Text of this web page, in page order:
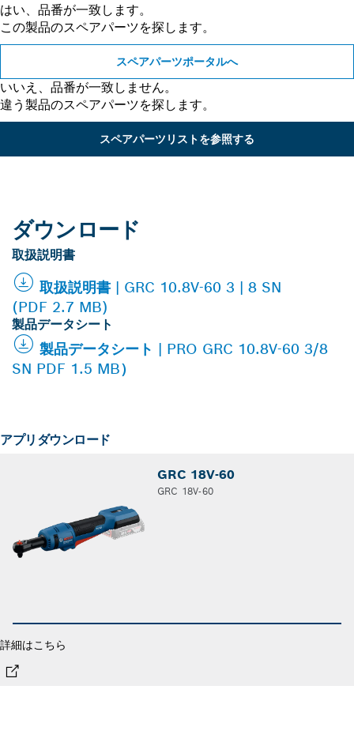
はい、品番が一致します。
この製品のスペアパーツを探します。
スペアパーツポータルへ
いいえ、品番が一致しません。
違う製品のスペアパーツを探します。
スペアパーツリストを参照する
ダウンロード
取扱説明書
取扱説明書 | GRC 10.8V-60 3 | 8 SN
(PDF 2.7 MB)
製品データシート
製品データシート | PRO GRC 10.8V-60 3/8
SN PDF 1.5 MB）
アプリダウンロード
GRC 18V-60
GRC 18V-60
詳細はこちら